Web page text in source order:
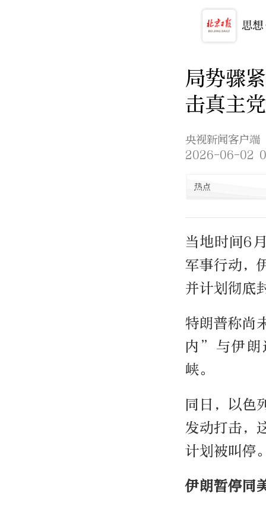
局势骤
击真主
央视新闻客户端
2026-06-02
热点
当地时间6
军事行动，
并计划彻底
特朗普称尚
内”与伊朗
峡。
同日，以色
发动打击，
计划被叫停
伊朗暂停同